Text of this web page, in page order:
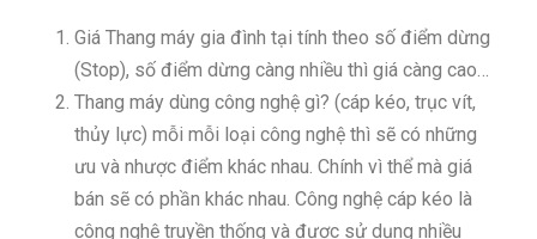
Giá Thang máy gia đình tại tính theo số điểm dừng
(Stop), số điểm dừng càng nhiều thì giá càng cao…
Thang máy dùng công nghệ gì? (cáp kéo, trục vít,
thủy lực) mỗi mỗi loại công nghệ thì sẽ có những
ưu và nhược điểm khác nhau. Chính vì thể mà giá
bán sẽ có phần khác nhau. Công nghệ cáp kéo là
công nghệ truyền thống và được sử dụng nhiều